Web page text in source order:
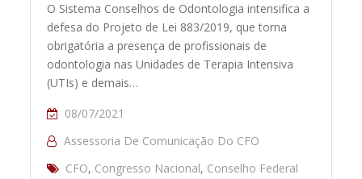
O Sistema Conselhos de Odontologia intensifica a
defesa do Projeto de Lei 883/2019, que torna
obrigatória a presença de profissionais de
odontologia nas Unidades de Terapia Intensiva
(UTIs) e demais…
08/07/2021
Assessoria De Comunicação Do CFO
CFO, Congresso Nacional, Conselho Federal